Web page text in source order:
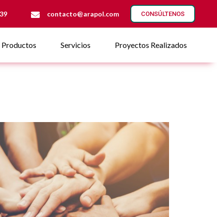
contacto@arapol.com CONSÚLTENOS
Productos Servicios Proyectos Realizados